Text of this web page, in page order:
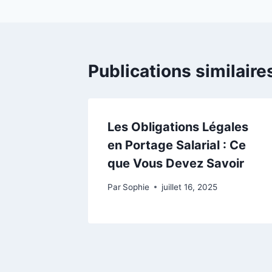
Publications
Les Obligations Légales
en Portage Salarial : Ce
que Vous Devez Savoir
Par Sophie juillet 16, 2025